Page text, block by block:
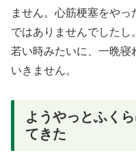
ません。心筋梗塞をや
ではありませんでしたし。
若い時みたいに、一晩寝
いきません。
ようやっとふく
てきた